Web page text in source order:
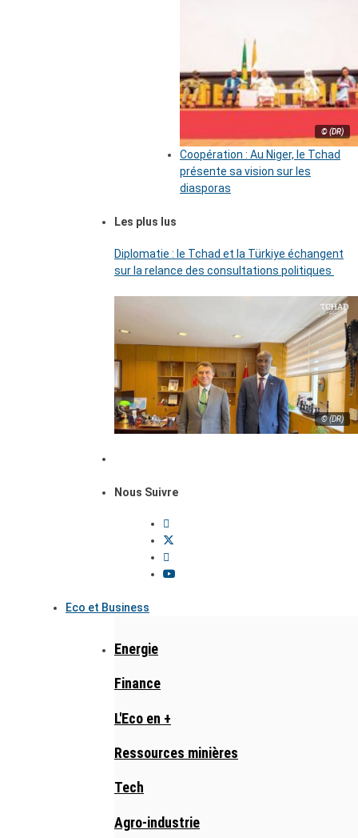
© (DR)
Coopération : Au Niger, le Tchad
présente sa vision sur les
diasporas
Les plus lus
Diplomatie : le Tchad et la Türkiye échangent
sur la relance des consultations politiques
© (DR)
Nous Suivre
Eco et Business
Energie
Finance
L'Eco en +
Ressources minières
Tech
Agro-industrie